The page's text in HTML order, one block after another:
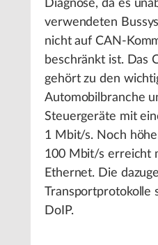
Diagnose, da es
verwendeten
nicht auf CAN-
beschränkt ist. Das
gehört zu den
Automobilbranche
Steuergeräte mit
1 Mbit/s. Noch
100 Mbit/s erreicht
Ethernet. Die
Transportprotokolle
DoIP.